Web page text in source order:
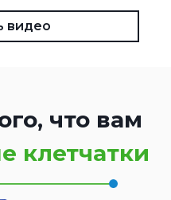
защитных сил
восстановлению сил
видео
что вам
клетчатки